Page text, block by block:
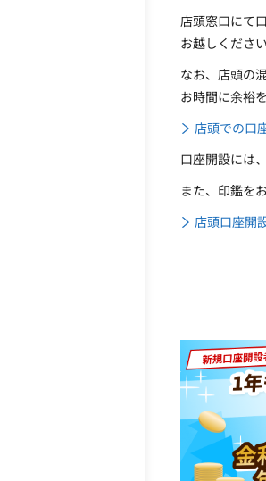
店頭窓口にて
お越しくださ
なお、店頭の
お時間に余裕
店頭での口
口座開設には
また、印鑑を
店頭口座開